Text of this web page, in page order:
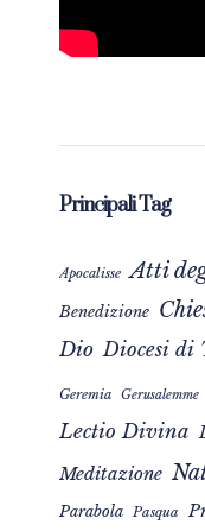
Principali Tag
Apocalisse Atti
Benedizione
Dio Diocesi di
Geremia Gerusalemme
Lectio Divina
Meditazione
Parabola Pasqua